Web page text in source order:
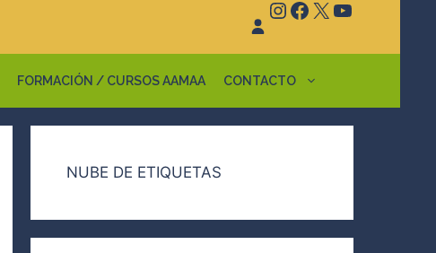
Instagram
Facebook
X YouTube
FORMACIÓN / CURSOS AAMAA CONTACTO
NUBE DE ETIQUETAS